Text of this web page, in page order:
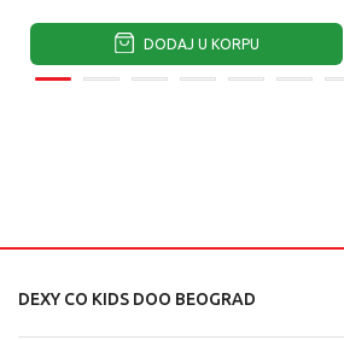
DODAJ U KORPU
DEXY CO KIDS DOO BEOGRAD